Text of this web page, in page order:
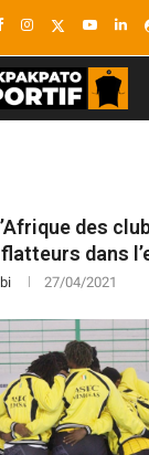
des
dans
27/04/2021